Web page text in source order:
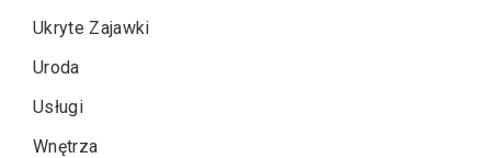
Ukryte Zajawki
Uroda
Usługi
Wnętrza